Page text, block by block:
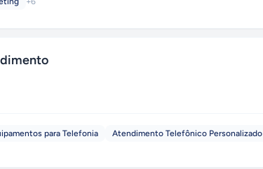
para Telefonia
Atendimento Telefônico Personalizado